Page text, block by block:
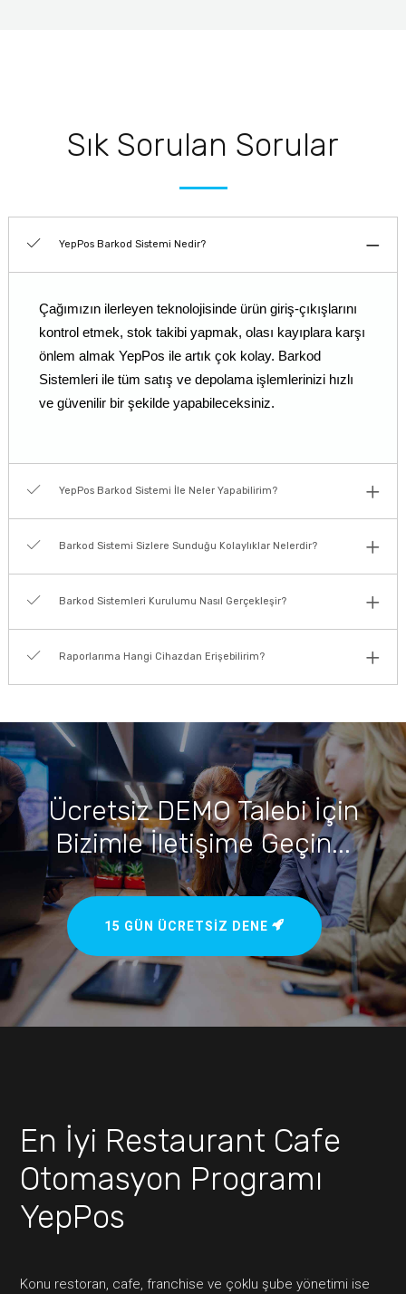
Sık Sorulan Sorular
YepPos Barkod Sistemi Nedir?
Çağımızın ilerleyen teknolojisinde ürün giriş-çıkışlarını
kontrol etmek, stok takibi yapmak, olası kayıplara karşı
önlem almak YepPos ile artık çok kolay. Barkod
Sistemleri ile tüm satış ve depolama işlemlerinizi hızlı
ve güvenilir bir şekilde yapabileceksiniz.
YepPos Barkod Sistemi İle Neler Yapabilirim?
Barkod Sistemi Sizlere Sunduğu Kolaylıklar Nelerdir?
Barkod Sistemleri Kurulumu Nasıl Gerçekleşir?
Raporlarıma Hangi Cihazdan Erişebilirim?
Ücretsiz DEMO Talebi İçin
Bizimle İletişime Geçin...
15 GÜN ÜCRETSIZ DENE
En İyi Restaurant Cafe
Otomasyon Programı
YepPos
Konu restoran, cafe, franchise ve çoklu şube yönetimi ise